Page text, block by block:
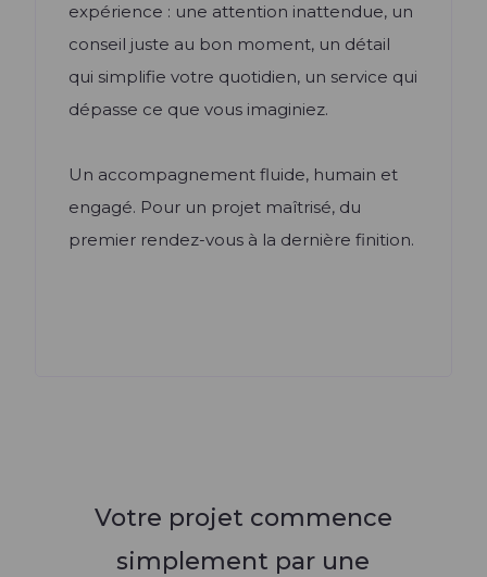
expérience : une attention inattendue, un
conseil juste au bon moment, un détail
qui simplifie votre quotidien, un service qui
dépasse ce que vous imaginiez.
Un accompagnement fluide, humain et
engagé. Pour un projet maîtrisé, du
premier rendez-vous à la dernière finition.
Votre projet commence
simplement par une